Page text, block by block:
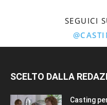
SEGUICI
SCELTO DALLA
Casting